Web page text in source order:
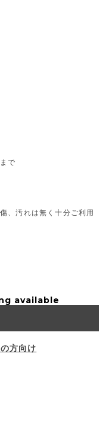
で
、汚れは無く十分ご利用
available
方向け